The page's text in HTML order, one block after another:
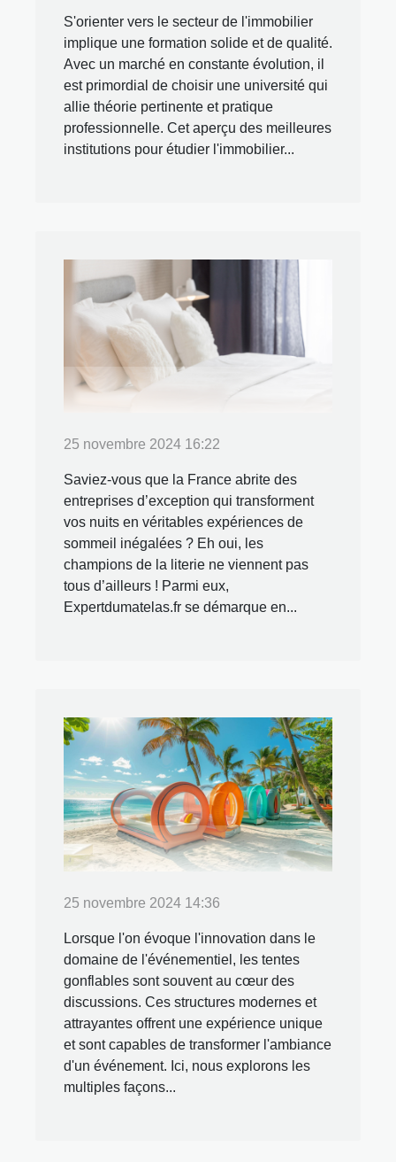
S'orienter vers le secteur de l'immobilier
implique une formation solide et de qualité.
Avec un marché en constante évolution, il
est primordial de choisir une université qui
allie théorie pertinente et pratique
professionnelle. Cet aperçu des meilleures
institutions pour étudier l'immobilier...
25 novembre 2024 16:22
Saviez-vous que la France abrite des
entreprises d’exception qui transforment
vos nuits en véritables expériences de
sommeil inégalées ? Eh oui, les
champions de la literie ne viennent pas
tous d’ailleurs ! Parmi eux,
Expertdumatelas.fr se démarque en...
25 novembre 2024 14:36
Lorsque l'on évoque l'innovation dans le
domaine de l'événementiel, les tentes
gonflables sont souvent au cœur des
discussions. Ces structures modernes et
attrayantes offrent une expérience unique
et sont capables de transformer l'ambiance
d'un événement. Ici, nous explorons les
multiples façons...